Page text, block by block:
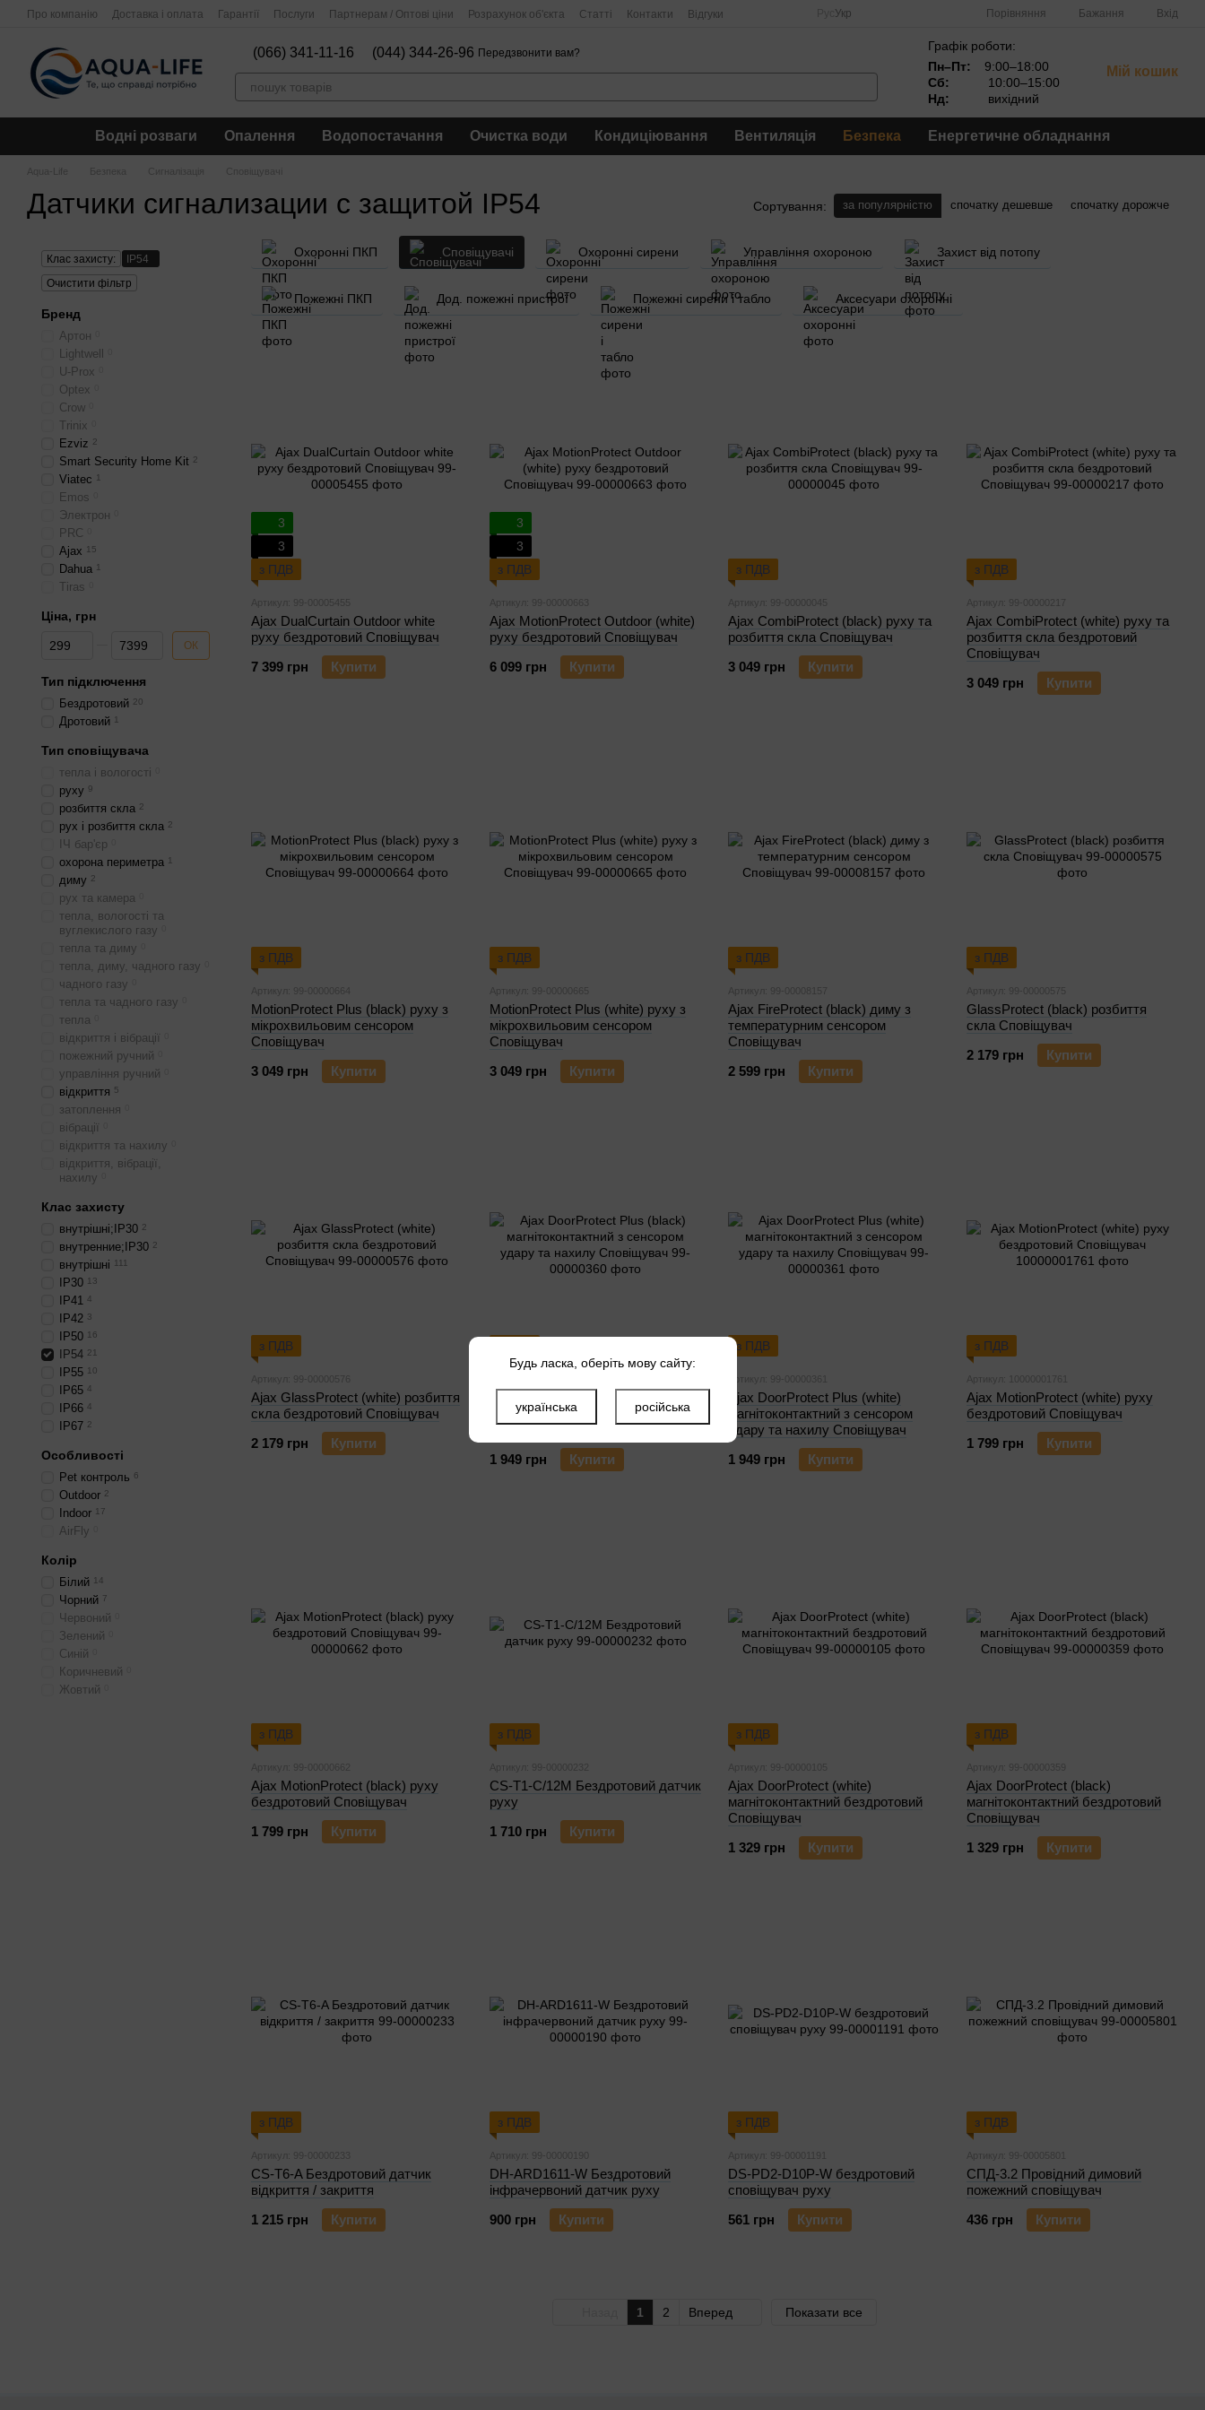
Перейти до основного контенту
Про компанію Доставка і оплата Гарантії Послуги Партнерам / Оптові ціни Розрахунок об'єкта Статті Контакти Відгуки Укр Порівняння Бажання Вхід
(066) 341-11-16 (044) 344-26-96 Передзвонити вам?
Графік роботи:
Пн–Пт:
9:00–18:00
Сб:
10:00–15:00
Нд:
вихідний
Мій кошик
Водні розваги Опалення Водопостачання Очистка води Кондиціювання Вентиляція Безпека Енергетичне обладнання
Aqua-Life Безпека Сигналізація Сповіщувачі
Датчики сигнализации с защитой IP54 Сортування: за популярністю спочатку дешевше спочатку дорожче
Охоронні ПКП Сповіщувачі Охоронні сирени Управління охороною Захист від потопу
Пожежні ПКП Дод. пожежні пристрої Пожежні сирени і табло Аксесуари охоронні
3
3
з ПДВ
Артикул: 99-00005455
Ajax DualCurtain Outdoor white
руху бездротовий Сповіщувач
7 399 грн
Купити
3
3
з ПДВ
Артикул: 99-00000663
Ajax MotionProtect Outdoor (white)
руху бездротовий Сповіщувач
6 099 грн
Купити
з ПДВ
Артикул: 99-00000045
Ajax CombiProtect (black) руху та
розбиття скла Сповіщувач
3 049 грн
Купити
з ПДВ
Артикул: 99-00000217
Ajax CombiProtect (white) руху та
розбиття скла бездротовий
Сповіщувач
3 049 грн
Купити
з ПДВ
Артикул: 99-00000664
MotionProtect Plus (black) руху з
мікрохвильовим сенсором
Сповіщувач
3 049 грн
Купити
з ПДВ
Артикул: 99-00000665
MotionProtect Plus (white) руху з
мікрохвильовим сенсором
Сповіщувач
3 049 грн
Купити
з ПДВ
Артикул: 99-00008157
Ajax FireProtect (black) диму з
температурним сенсором
Сповіщувач
2 599 грн
Купити
з ПДВ
Артикул: 99-00000575
GlassProtect (black) розбиття
скла Сповіщувач
2 179 грн
Купити
з ПДВ
Артикул: 99-00000576
Ajax GlassProtect (white) розбиття
скла бездротовий Сповіщувач
2 179 грн
Купити
магнітоконтактний з сенсором
удару та нахилу Сповіщувач
1 949 грн
Купити
з ПДВ
Артикул: 99-00000361
Ajax DoorProtect Plus (white)
магнітоконтактний з сенсором
удару та нахилу Сповіщувач
1 949 грн
Купити
з ПДВ
Артикул: 10000001761
Ajax MotionProtect (white) руху
бездротовий Сповіщувач
1 799 грн
Купити
з ПДВ
Артикул: 99-00000662
Ajax MotionProtect (black) руху
бездротовий Сповіщувач
1 799 грн
Купити
з ПДВ
Артикул: 99-00000232
CS-T1-C/12M Бездротовий датчик
руху
1 710 грн
Купити
з ПДВ
Артикул: 99-00000105
Ajax DoorProtect (white)
магнітоконтактний бездротовий
Сповіщувач
1 329 грн
Купити
з ПДВ
Артикул: 99-00000359
Ajax DoorProtect (black)
магнітоконтактний бездротовий
Сповіщувач
1 329 грн
Купити
з ПДВ
Артикул: 99-00000233
CS-T6-A Бездротовий датчик
відкриття / закриття
1 215 грн
Купити
з ПДВ
Артикул: 99-00000190
DH-ARD1611-W Бездротовий
інфрачервоний датчик руху
900 грн
Купити
з ПДВ
Артикул: 99-00001191
DS-PD2-D10P-W бездротовий
сповіщувач руху
561 грн
Купити
з ПДВ
Артикул: 99-00005801
СПД-3.2 Провідний димовий
пожежний сповіщувач
436 грн
Купити
1 2 Вперед Показати все
Клас захисту:
IP54
Очистити фільтр
Бренд
Артон
Lightwell
U-Prox
Optex
Crow
Trinix
Ezviz 2
Smart Security Home Kit 2
Viatec 1
Emos
Электрон
PRC
Ajax 15
Dahua 1
Tiras
Ціна, грн
Від Ціна, грн
До Ціна, грн ОК
Тип підключення
Бездротовий 20
Дротовий 1
Тип сповіщувача
тепла і вологості
руху 9
розбиття скла 2
рух і розбиття скла 2
ІЧ бар'єр
охорона периметра 1
диму 2
рух та камера
тепла, вологості та
вуглекислого газу
тепла та диму
тепла, диму, чадного газу
чадного газу
тепла та чадного газу
тепла
відкриття і вібрації
пожежний ручний
управління ручний
відкриття 5
затоплення
вібрації
відкриття та нахилу
відкриття, вібрації,
нахилу
Клас захисту
внутрішні;IP30 2
внутренние;IP30 2
внутрішні 111
IP30 13
IP41 4
IP42 3
IP50 16
IP54 21
IP55 10
IP65 4
IP66 4
IP67 2
Особливості
Pet контроль 6
Outdoor 2
Indoor 17
AirFly
Колір
Білий 14
Чорний 7
Червоний
Зелений
Синій
Коричневий
Жовтий
Будь ласка, оберіть мову сайту:
українська російська